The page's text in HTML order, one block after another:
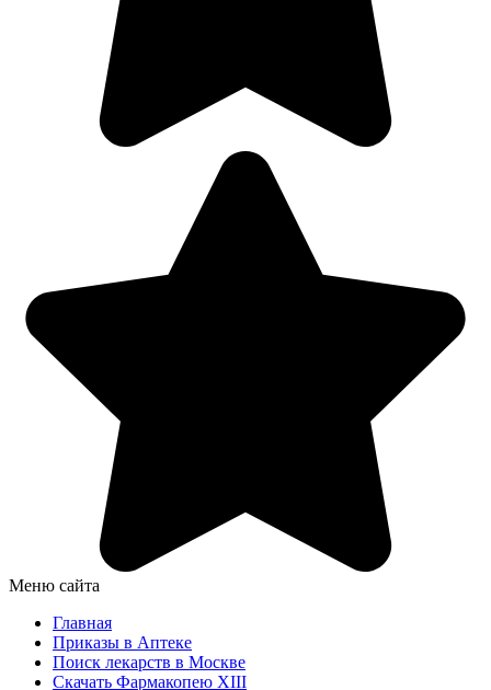
Меню сайта
Главная
Приказы в Аптеке
Поиск лекарств в Москве
Скачать Фармакопею XIII